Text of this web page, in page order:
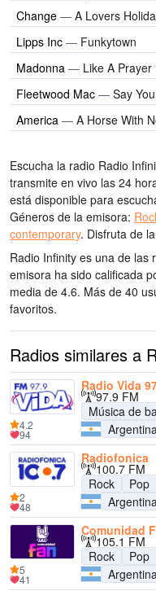
Change — A Lovers
Lipps Inc — Funkytown
Madonna — Like A Prayer
Fleetwood Mac — Say
America — A Horse With
Escucha la radio Radio
transmite en vivo las 24
está disponible para
Géneros de la emisora:
contemporary. Disfruta de
Radio Infinity es una de las
emisora ha sido calificada
media de 4.6. Más de 40
favoritos.
Radios similares a
Radio Vida
97.9 FM
Música de
4.2
94
Radiofonica
100.7 FM
Rock
Pop
2
48
Comunidad
105.1 FM
Rock
Pop
5
41